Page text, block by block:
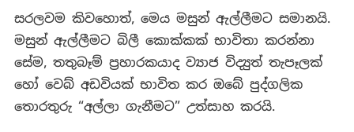
සරලවම කිවහොත්, මෙය මසුන් ඇල්ලීමට සමානයි.
මසුන් ඇල්ලීමට බිලී කොක්කක් භාවිතා කරන්නා
සේම, තතුබෑම් ප්‍රහාරකයාද ව්‍යාජ විද්‍යුත් තැපෑලක්
හෝ වෙබ් අඩවියක් භාවිත කර ඔබේ පුද්ගලික
තොරතුරු “අල්ලා ගැනීමට” උත්සාහ කරයි.